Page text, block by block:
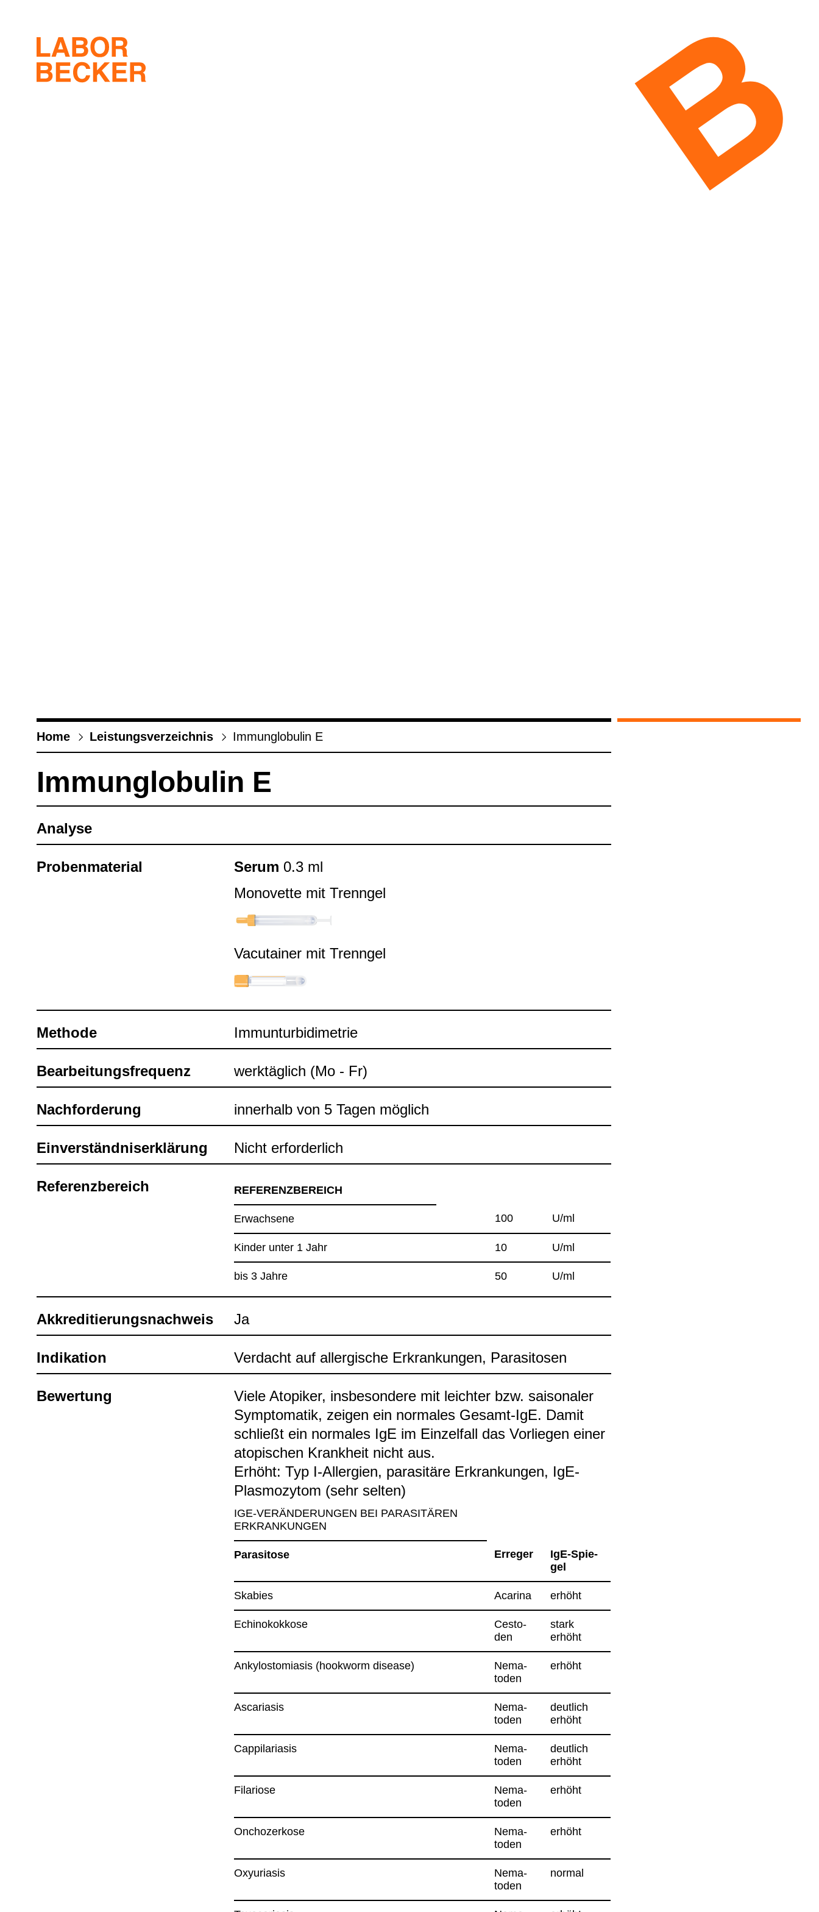
Home Leis­tungs­ver­zeich­nis Immun­glo­bu­lin E
Immun­glo­bu­lin E
Ana­lyse
Pro­ben­ma­te­rial Serum 0.3 ml
Mono­vette mit Trenn­gel
Vacu­tai­ner mit Trenn­gel
Methode Immun­tur­bi­di­me­trie
Bear­bei­tungs­fre­quenz werk­täg­lich (Mo - Fr)
Nach­for­de­rung inner­halb von 5 Tagen mög­lich
Ein­ver­ständ­nis­er­klä­rung Nicht erfor­der­lich
Refe­renz­be­reich REFE­RENZ­BE­REICH
Erwach­sene 100 U/ml
Kin­der unter 1 Jahr 10 U/ml
bis 3 Jahre 50 U/ml
Akkre­di­tie­rungs­nach­weis Ja
Indi­ka­tion Ver­dacht auf all­er­gi­sche Erkran­kun­gen, Para­si­to­sen
Bewer­tung
Viele Ato­pi­ker, ins­be­son­dere mit leich­ter bzw. sai­so­na­ler
Sym­pto­ma­tik, zei­gen ein nor­ma­les Gesamt-​IgE. Damit
schließt ein nor­ma­les IgE im Ein­zel­fall das Vor­lie­gen einer
ato­pi­schen Krank­heit nicht aus.
Erhöht: Typ I-​All­er­gien, para­si­täre Erkran­kun­gen, IgE-​
Plas­mo­zy­tom (sehr sel­ten)
IGE-​VER­ÄN­DE­RUN­GEN BEI PARA­SI­TÄ­REN
ERKRAN­KUN­GEN
Para­si­tose Erre­ger
IgE-​Spie­
gel
Ska­bies Aca­rina erhöht
Echi­no­kok­kose
Ces­to­
den
stark
erhöht
Anky­losto­mia­sis (hook­worm disease)
Nema­
to­den
erhöht
Asca­ria­sis
Nema­
to­den
deut­lich
erhöht
Cap­pi­la­ria­sis
Nema­
to­den
deut­lich
erhöht
Fila­riose
Nema­
to­den
erhöht
Oncho­zer­kose
Nema­
to­den
erhöht
Oxyuria­sis
Nema­
to­den
nor­mal